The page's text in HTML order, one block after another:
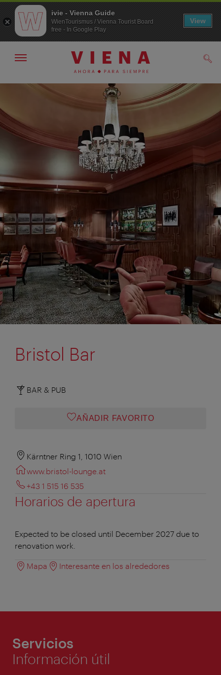
A
Al
Mostrar/ocultar
Bristol Bar
BAR & PUB
AÑADIR FAVORITO
Kärntner Ring 1, 1010 Wien
www.bristol-lounge.at
+43 1 515 16 535
Horarios de apertura
Expected to be closed until December 2027 due to
renovation work.
Mapa Interesante en los alrededores
Servicios
Información útil
ivie - Vienna Guide
WienTourismus / Vienna Tourist Board
free - In Google Play
View